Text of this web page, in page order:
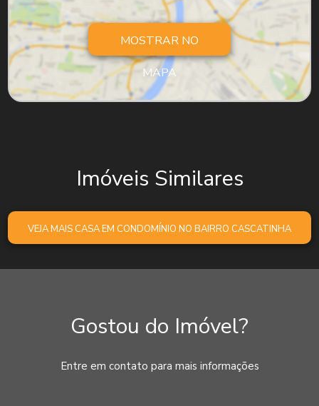
MOSTRAR NO
MAPA
Imóveis Similares
VEJA MAIS CASA EM CONDOMÍNIO NO BAIRRO CASCATINHA
Gostou do Imóvel?
Entre em contato para mais informações